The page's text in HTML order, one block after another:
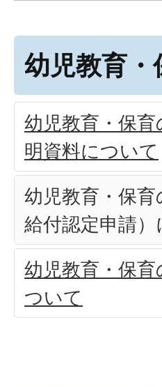
幼児教育
幼児教育・保
明資料について
幼児教育・保
給付認定申請）
幼児教育・保
ついて